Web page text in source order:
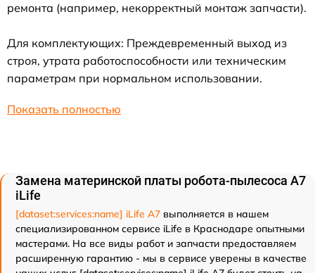
ремонта (например, некорректный монтаж запчасти).
Для комплектующих: Преждевременный выход из
строя, утрата работоспособности или техническим
параметрам при нормальном использовании.
Показать полностью
Замена материнской платы робота-пылесоса A7
iLife
[dataset:services:name] iLife A7 выполняется в нашем
специализированном сервисе iLife в Краснодаре опытными
мастерами. На все виды работ и запчасти предоставляем
расширенную гарантию - мы в сервисе уверены в качестве